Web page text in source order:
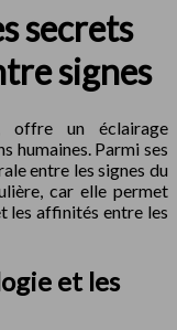
secrets
signes
offre un éclairage
humaines. Parmi ses
entre les signes du
car elle permet
les affinités entre les
et les